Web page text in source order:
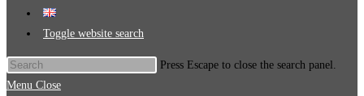
Toggle website search
Press Escape to close the search panel.
Menu Close